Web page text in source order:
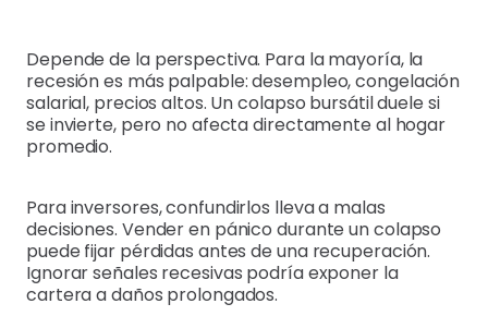
Depende de la perspectiva. Para la mayoría, la
recesión es más palpable: desempleo, congelación
salarial, precios altos. Un colapso bursátil duele si
se invierte, pero no afecta directamente al hogar
promedio.
Para inversores, confundirlos lleva a malas
decisiones. Vender en pánico durante un colapso
puede fijar pérdidas antes de una recuperación.
Ignorar señales recesivas podría exponer la
cartera a daños prolongados.